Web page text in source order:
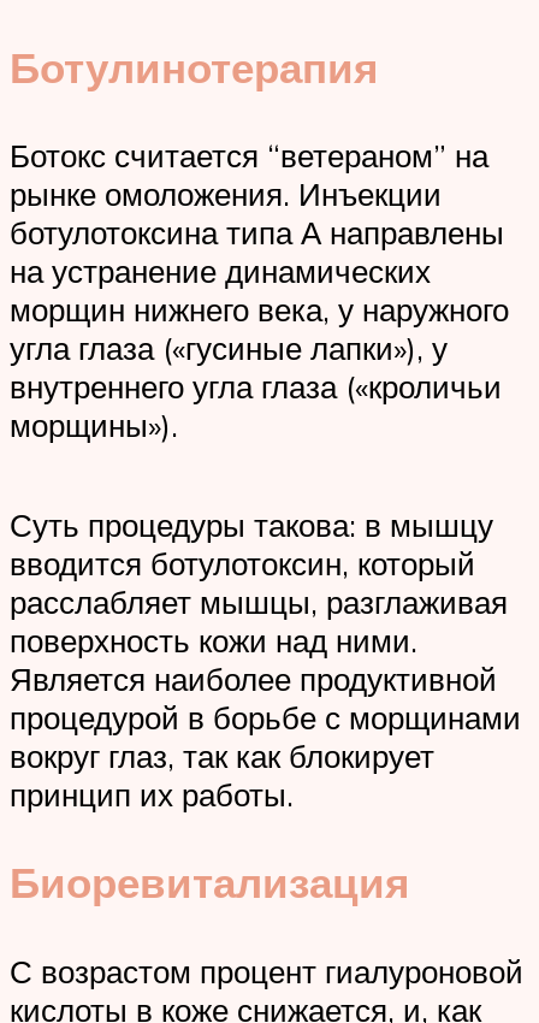
Ботулинотерапия
Ботокс считается “ветераном” на
рынке омоложения. Инъекции
ботулотоксина типа А направлены
на устранение динамических
морщин нижнего века, у наружного
угла глаза («гусиные лапки»), у
внутреннего угла глаза («кроличьи
морщины»).
Суть процедуры такова: в мышцу
вводится ботулотоксин, который
расслабляет мышцы, разглаживая
поверхность кожи над ними.
Является наиболее продуктивной
процедурой в борьбе с морщинами
вокруг глаз, так как блокирует
принцип их работы.
Биоревитализация
С возрастом процент гиалуроновой
кислоты в коже снижается, и, как